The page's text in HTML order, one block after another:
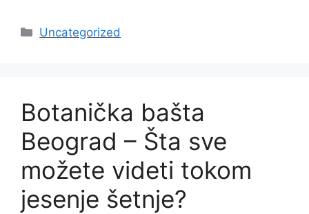
Categories
Uncategorized
Botanička bašta
Beograd – Šta sve
možete videti tokom
jesenje šetnje?